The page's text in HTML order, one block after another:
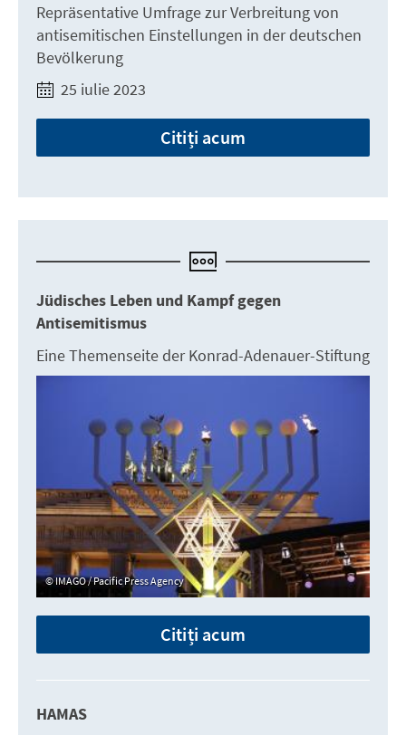
Repräsentative Umfrage zur Verbreitung von
antisemitischen Einstellungen in der deutschen
Bevölkerung
25 iulie 2023
Citiți acum
Jüdisches Leben und Kampf gegen
Antisemitismus
Eine Themenseite der Konrad-Adenauer-Stiftung
IMAGO / Pacific Press Agency
Citiți acum
HAMAS